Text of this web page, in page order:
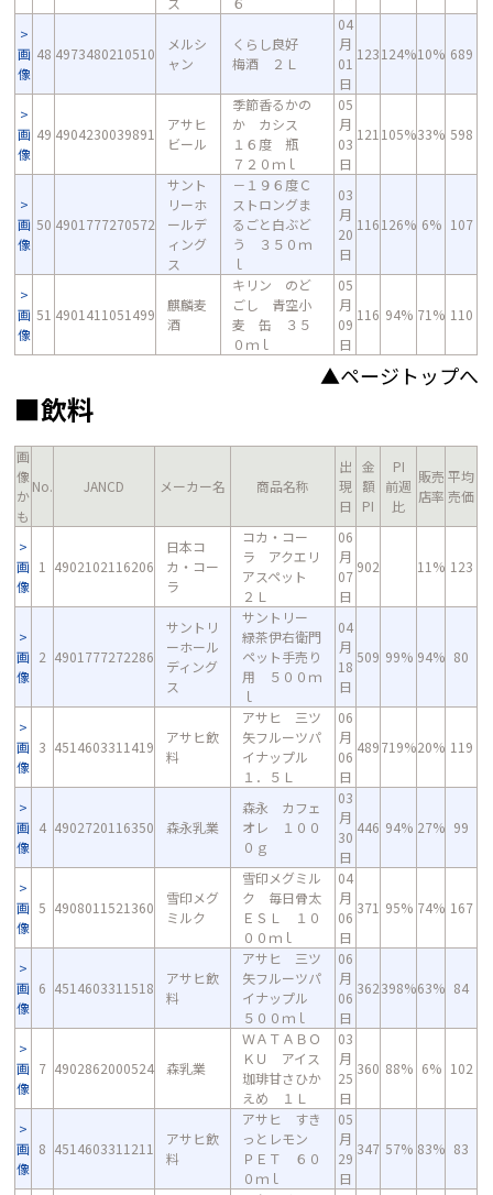
画
像
48 4973480210510
メルシ
ャン
くらし良好
梅酒 ２Ｌ
04
月
01
日
123124%10% 689
画
像
49 4904230039891
アサヒ
ビール
季節香るかの
か カシス
１６度 瓶
７２０ｍｌ
05
月
03
日
121 105%33% 598
画
像
50 4901777270572
サント
リーホ
ールデ
ィング
ス
－１９６度Ｃ
ストロングま
るごと白ぶど
う ３５０ｍ
ｌ
03
月
20
日
116126% 6% 107
画
像
51 4901411051499
麒麟麦
酒
キリン のど
ごし 青空小
麦 缶 ３５
０ｍｌ
05
月
09
日
116 94% 71% 110
▲ページトップへ
■飲料
画
像
か
も
No. JANCD メーカー名 商品名称
出
現
日
金
額
PI
PI
前週
比
販売
店率
平均
売価
画
像
1 4902102116206
日本コ
カ・コー
ラ
コカ・コー
ラ アクエリ
アスペット
２Ｌ
06
月
07
日
902 11% 123
画
像
2 4901777272286
サントリ
ーホール
ディング
ス
サントリー
緑茶伊右衛門
ペット手売り
用 ５００ｍ
ｌ
04
月
18
日
509 99% 94% 80
画
像
3 4514603311419
アサヒ飲
料
アサヒ 三ツ
矢フルーツパ
イナップル
１．５Ｌ
06
月
06
日
489719%20% 119
画
像
4 4902720116350 森永乳業
森永 カフェ
オレ １００
０ｇ
03
月
30
日
446 94% 27% 99
画
像
5 4908011521360
雪印メグ
ミルク
雪印メグミル
ク 毎日骨太
ＥＳＬ １０
００ｍｌ
04
月
06
日
371 95% 74% 167
画
像
6 4514603311518
アサヒ飲
料
アサヒ 三ツ
矢フルーツパ
イナップル
５００ｍｌ
06
月
06
日
362398%63% 84
画
像
7 4902862000524 森乳業
ＷＡＴＡＢＯ
ＫＵ アイス
珈琲甘さひか
えめ １Ｌ
03
月
25
日
360 88% 6% 102
画
像
8 4514603311211
アサヒ飲
料
アサヒ すき
っとレモン
ＰＥＴ ６０
０ｍｌ
05
月
29
日
347 57% 83% 83